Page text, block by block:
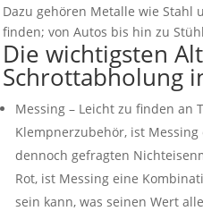
Dazu gehören Metalle wie Stahl
finden; von Autos bis hin zu
Die wichtigsten
Schrottabholung
Messing – Leicht zu finden an
Klempnerzubehör, ist
dennoch gefragten
Rot, ist Messing eine
sein kann, was seinen Wert